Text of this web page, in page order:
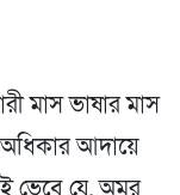
মাস ভাষার মাস
অধিকার আদায়ে